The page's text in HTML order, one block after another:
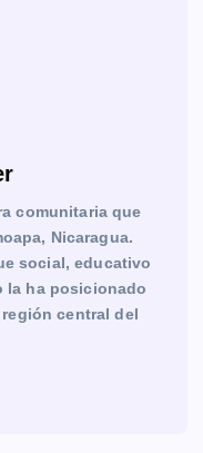
comunitaria que
Nicaragua.
social, educativo
la ha posicionado
central del